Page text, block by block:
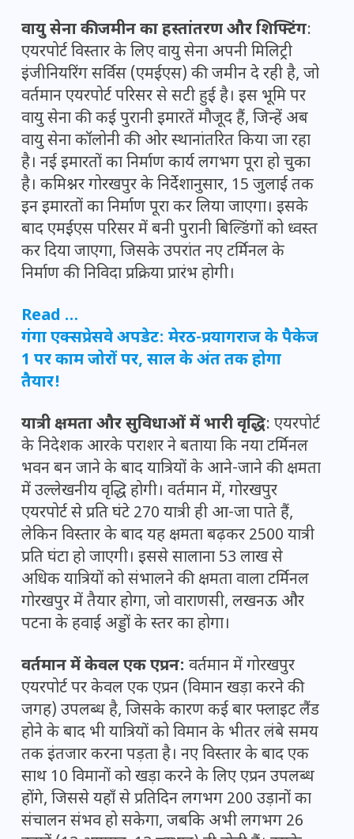
वायु सेना की जमीन का हस्तांतरण और शिफ्टिंग:
एयरपोर्ट विस्तार के लिए वायु सेना अपनी मिलिट्री
इंजीनियरिंग सर्विस (एमईएस) की जमीन दे रही है, जो
वर्तमान एयरपोर्ट परिसर से सटी हुई है। इस भूमि पर
वायु सेना की कई पुरानी इमारतें मौजूद हैं, जिन्हें अब
वायु सेना कॉलोनी की ओर स्थानांतरित किया जा रहा
है। नई इमारतों का निर्माण कार्य लगभग पूरा हो चुका
है। कमिश्नर गोरखपुर के निर्देशानुसार, 15 जुलाई तक
इन इमारतों का निर्माण पूरा कर लिया जाएगा। इसके
बाद एमईएस परिसर में बनी पुरानी बिल्डिंगों को ध्वस्त
कर दिया जाएगा, जिसके उपरांत नए टर्मिनल के
निर्माण की निविदा प्रक्रिया प्रारंभ होगी।
Read …
गंगा एक्सप्रेसवे अपडेट: मेरठ-प्रयागराज के पैकेज
1 पर काम जोरों पर, साल के अंत तक होगा
तैयार!
यात्री क्षमता और सुविधाओं में भारी वृद्धि: एयरपोर्ट
के निदेशक आरके पराशर ने बताया कि नया टर्मिनल
भवन बन जाने के बाद यात्रियों के आने-जाने की क्षमता
में उल्लेखनीय वृद्धि होगी। वर्तमान में, गोरखपुर
एयरपोर्ट से प्रति घंटे 270 यात्री ही आ-जा पाते हैं,
लेकिन विस्तार के बाद यह क्षमता बढ़कर 2500 यात्री
प्रति घंटा हो जाएगी। इससे सालाना 53 लाख से
अधिक यात्रियों को संभालने की क्षमता वाला टर्मिनल
गोरखपुर में तैयार होगा, जो वाराणसी, लखनऊ और
पटना के हवाई अड्डों के स्तर का होगा।
वर्तमान में केवल एक एप्रन: वर्तमान में गोरखपुर
एयरपोर्ट पर केवल एक एप्रन (विमान खड़ा करने की
जगह) उपलब्ध है, जिसके कारण कई बार फ्लाइट लैंड
होने के बाद भी यात्रियों को विमान के भीतर लंबे समय
तक इंतजार करना पड़ता है। नए विस्तार के बाद एक
साथ 10 विमानों को खड़ा करने के लिए एप्रन उपलब्ध
होंगे, जिससे यहाँ से प्रतिदिन लगभग 200 उड़ानों का
संचालन संभव हो सकेगा, जबकि अभी लगभग 26